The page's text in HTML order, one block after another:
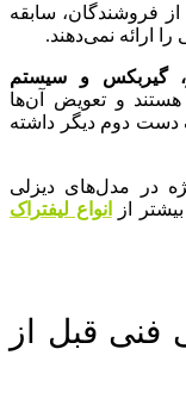
از فروشندگان، سابقه
ارائه نمی‌دهند.
گیربکس و سیستم
و تعویض آن‌ها
دست دوم دیگر داشته
در مدل‌های دیزلی
از
انواع لیفتراک
فنی قبل از